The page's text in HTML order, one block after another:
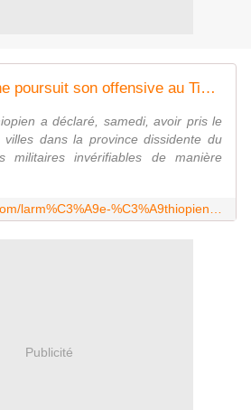
L'armée éthiopienne poursuit son offensive au Tigré en dépit des appels à la désescalade
a déclaré, samedi, avoir pris le
dans la province dissidente du
militaires invérifiables de manière
Publicité